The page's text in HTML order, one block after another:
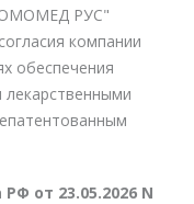
РУС"
компании
обеспечения
лекарственными
от 23.05.2026 N